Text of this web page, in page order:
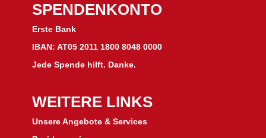
SPENDENKONTO
Erste Bank
IBAN: AT05 2011 1800 8048 0000
Jede Spende hilft. Danke.
WEITERE LINKS
Unsere Angebote & Services